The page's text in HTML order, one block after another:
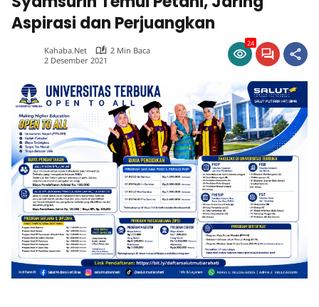
Aspirasi dan Perjuangkan
Kahaba.net
2 Min Baca
2 Desember 2021
24